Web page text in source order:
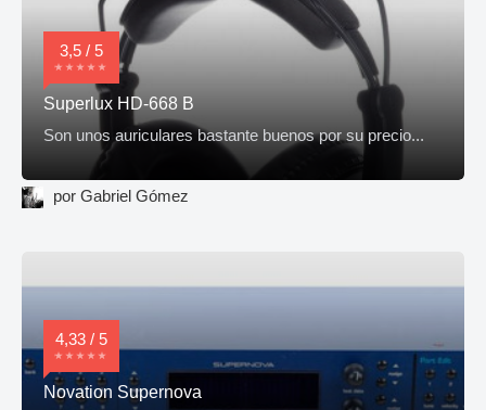
3,5 / 5
Superlux HD-668 B
Son unos auriculares bastante buenos por su precio...
por Gabriel Gómez
4,33 / 5
Novation Supernova